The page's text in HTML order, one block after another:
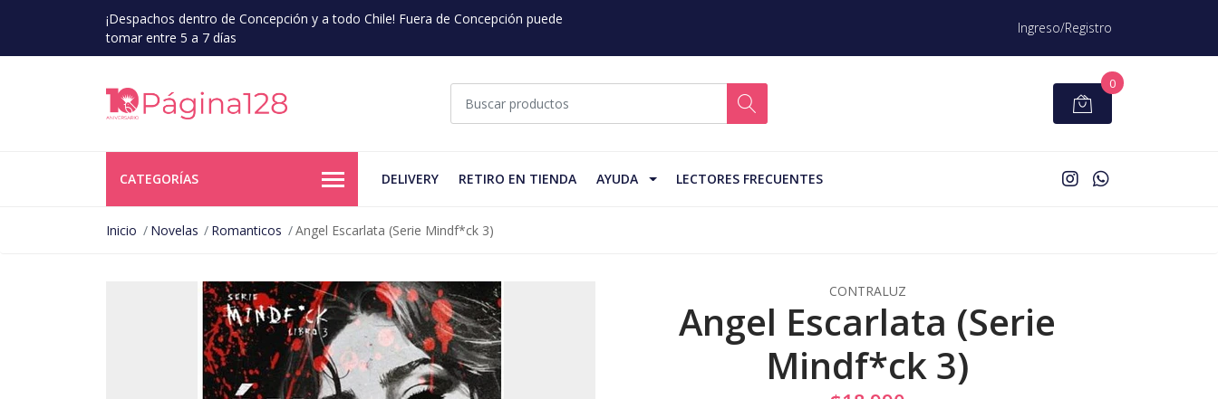
¡Despachos dentro de Concepción y a todo Chile! Fuera de Concepción puede
tomar entre 5 a 7 días
Ingreso/Registro
0
CATEGORÍAS DELIVERY RETIRO EN TIENDA AYUDA LECTORES FRECUENTES
Inicio Novelas Romanticos Angel Escarlata (Serie Mindf*ck 3)
CONTRALUZ
Angel Escarlata (Serie
Mindf*ck 3)